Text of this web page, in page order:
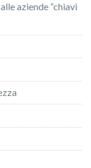
aziende “chiavi